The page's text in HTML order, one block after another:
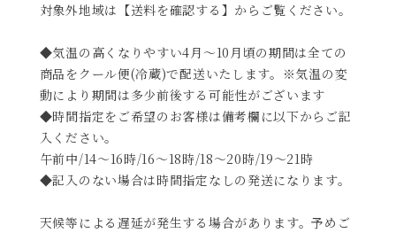
対象外地域は【送料を確認する】からご覧ください。
◆気温の高くなりやすい4月～10月頃の期間は全ての
商品をクール便(冷蔵)で配送いたします。※気温の変
動により期間は多少前後する可能性がございます
◆時間指定をご希望のお客様は備考欄に以下からご記
入ください。
午前中/14～16時/16～18時/18～20時/19～21時
◆記入のない場合は時間指定なしの発送になります。
天候等による遅延が発生する場合があります。予めご